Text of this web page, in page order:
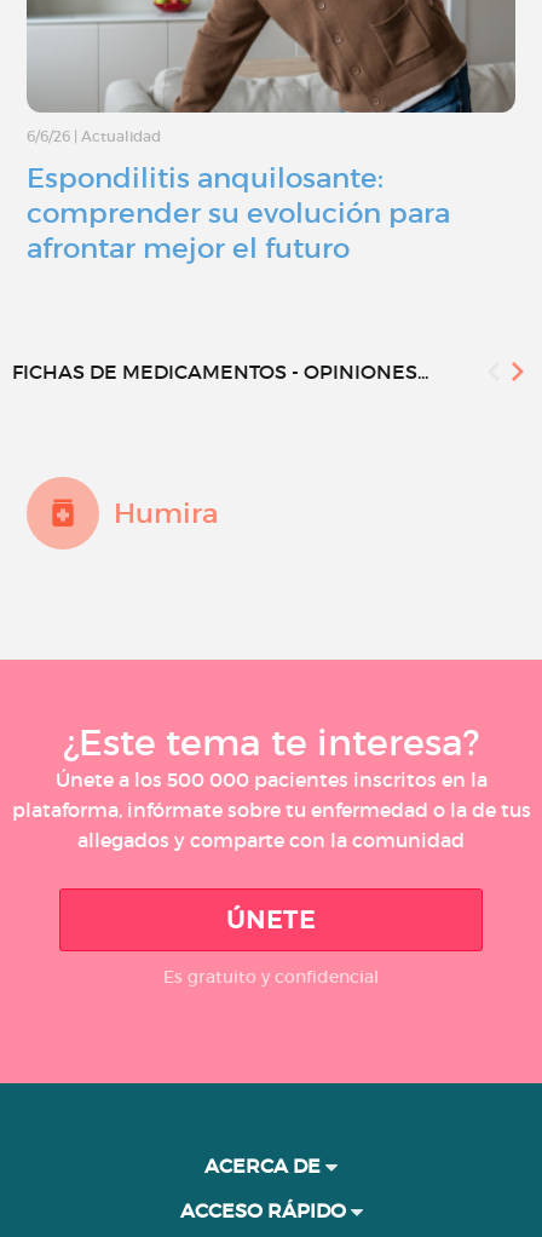
6/6/26 Actualidad
Espondilitis anquilosante:
comprender su evolución para
afrontar mejor el futuro
FICHAS DE MEDICAMENTOS - OPINIONES...
Humira
¿Este tema te interesa?
Únete a los 500 000 pacientes inscritos en la
plataforma, infórmate sobre tu enfermedad o la de tus
allegados y comparte con la comunidad
ÚNETE
Es gratuito y confidencial
ACERCA DE
ACCESO RÁPIDO